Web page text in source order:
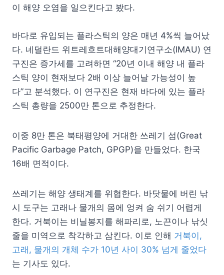
이 해양 오염을 일으킨다고 봤다.
바다로 유입되는 플라스틱의 양은 매년 4%씩 늘어났
다. 네덜란드 위트레흐트대해양대기연구소(IMAU) 연
구진은 증가세를 고려하면 “20년 이내 해양 내 플라
스틱 양이 현재보다 2배 이상 늘어날 가능성이 높
다”고 분석했다. 이 연구진은 현재 바다에 있는 플라
스틱 총량을 2500만 톤으로 추정한다.
이중 8만 톤은 북태평양에 거대한 쓰레기 섬(Great
Pacific Garbage Patch, GPGP)을 만들었다. 한국
16배 면적이다.
쓰레기는 해양 생태계를 위협한다. 바닷물에 버린 낚
시 도구는 고래나 물개의 몸에 엉켜 숨 쉬기 어렵게
한다. 거북이는 비닐봉지를 해파리로, 노끈이나 낚싯
줄을 미역으로 착각하고 삼킨다. 이로 인해 거북이,
고래, 물개의 개체 수가 10년 사이 30% 넘게 줄었다
는 기사도 있다.